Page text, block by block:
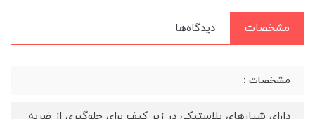
مشخصات دیدگاه‌ها
مشخصات :